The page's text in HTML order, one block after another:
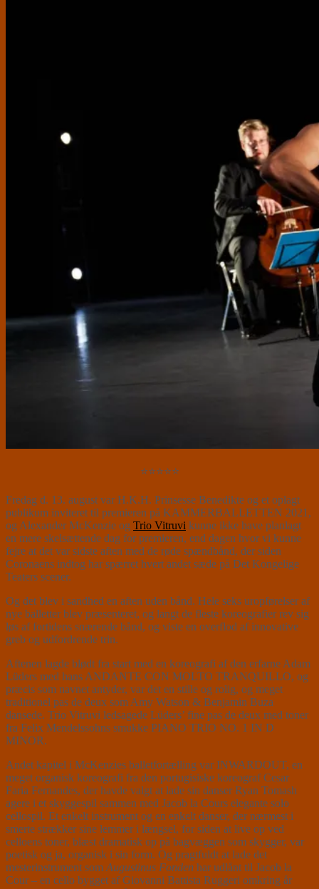
⭐⭐⭐⭐⭐
Fredag d. 13. august var H.K.H. Prinsesse Benedikte og et oplagt
publikum inviteret til premieren på KAMMERBALLETTEN 2021,
og Alexander McKenzie og Trio Vitruvi kunne ikke have planlagt
en mere skelsættende dag for premieren, end dagen hvor vi kunne
fejre at det var sidste aften med de røde spændbånd, der siden
Coronaens indtog har spærret hvert andet sæde på Det Kongelige
Teaters scener.
Og det blev i sandhed en aften uden bånd. Hele seks uropførelser af
nye balletter blev præsenteret, og langt de fleste koreografier rev sig
løs af fortidens snærende bånd, og viste en overflod af innovative
greb og udfordrende trin.
Aftenen lagde blødt fra start med en koreografi af den erfarne Adam
Lüders med hans ANDANTE CON MOLTO TRANQUILLO, og
præcis som navnet antyder, var det en stille og rolig, og meget
traditionel pas de deux som Amy Watson & Benjamin Buza
dansede. Trio Vitruvi ledsagede Lüders’ fine pas de deux med toner
fra Felix Mendelssohns smukke PIANO TRIO NO. 1 IN D
MINOR.
Andet kapitel i McKenzies balletfortælling var INWARDOUT, en
meget organisk koreografi fra den portugisiske koreograf Cesar
Faria Fernandes, der havde valgt at lade sin danser Ryan Tomash
agere i et skyggespil sammen med Jacob la Cours elegante solo
cellospil. Et enkelt instrument og en enkelt danser, der nærmest i
smerte strækker sine lemmer i længsel, for siden at live op ved
celloens toner, blæst dramatisk op på bagvæggen som skygger, var
poetisk og ja, organisk i sin form. Og pragtfuldt at lade det
mesterinstrument somAugustinus Fonden har udlånt til Jacob la
Cour – en cello bygget af Giovanni Battista Ruggeri omkring år